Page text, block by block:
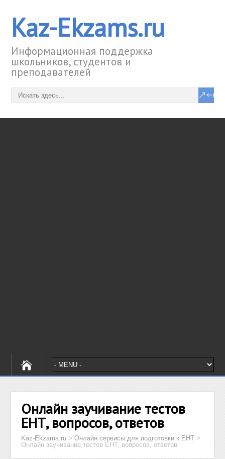
Kaz-Ekzams.ru
Информационная поддержка
школьников, студентов и
преподавателей
Онлайн заучивание тестов
ЕНТ, вопросов, ответов
Kaz-Ekzams.ru >Онлайн сервисы для подготовки к ЕНТ >
Онлайн заучивание тестов ЕНТ, вопросов, ответов